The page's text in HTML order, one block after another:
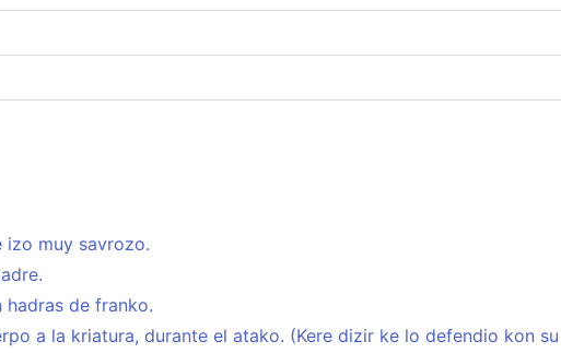
izo muy savrozo.
de franko.
a la kriatura, durante el atako. (Kere dizir ke lo defendio kon